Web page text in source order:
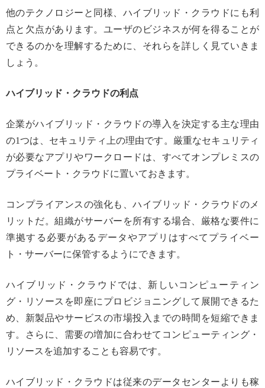
他のテクノロジーと同様、ハイブリッド・クラウドにも利
点と欠点があります。ユーザのビジネスが何を得ることが
できるのかを理解するために、それらを詳しく見ていきま
しょう。
ハイブリッド・クラウドの利点
企業がハイブリッド・クラウドの導入を決定する主な理由
の1つは、セキュリティ上の理由です。厳重なセキュリティ
が必要なアプリやワークロードは、すべてオンプレミスの
プライベート・クラウドに置いておきます。
コンプライアンスの強化も、ハイブリッド・クラウドのメ
リットだ。組織がサーバーを所有する場合、厳格な要件に
準拠する必要があるデータやアプリはすべてプライベー
ト・サーバーに保管するようにできます。
ハイブリッド・クラウドでは、新しいコンピューティン
グ・リソースを即座にプロビジョニングして展開できるた
め、新製品やサービスの市場投入までの時間を短縮できま
す。さらに、需要の増加に合わせてコンピューティング・
リソースを追加することも容易です。
ハイブリッド・クラウドは従来のデータセンターよりも稼